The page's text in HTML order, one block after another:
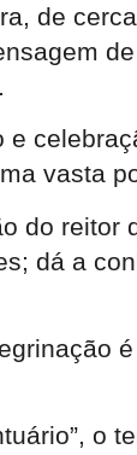
de
vasta
do
dá a
o